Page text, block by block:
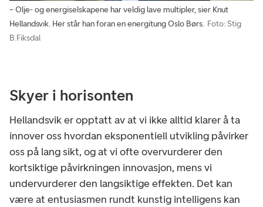
– Olje- og energiselskapene har veldig lave multipler, sier Knut
Hellandsvik. Her står han foran en energitung Oslo Børs. Foto: Stig
B.Fiksdal
Skyer i horisonten
Hellandsvik er opptatt av at vi ikke alltid klarer å ta
innover oss hvordan eksponentiell utvikling påvirker
oss på lang sikt, og at vi ofte overvurderer den
kortsiktige påvirkningen innovasjon, mens vi
undervurderer den langsiktige effekten. Det kan
være at entusiasmen rundt kunstig intelligens kan